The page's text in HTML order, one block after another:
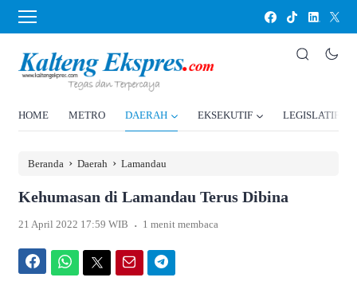
HOME METRO DAERAH EKSEKUTIF LEGISLATIF
Beranda › Daerah › Lamandau
Kehumasan di Lamandau Terus Dibina
21 April 2022 17:59 WIB . 1 menit membaca